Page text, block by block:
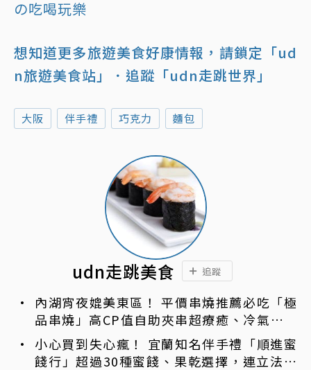
の吃喝玩樂
想知道更多旅遊美食好康情報，請鎖定「ud
n旅遊美食站」
．追蹤「udn走跳世界」
大阪 伴手禮 巧克力 麵包
udn走跳美食 追蹤
內湖宵夜媲美東區！ 平價串燒推薦必吃「極
品串燒」高CP值自助夾串超療癒、冷氣強還
不限時內用
小心買到失心瘋！ 宜蘭知名伴手禮「順進蜜
餞行」超過30種蜜餞、果乾選擇，連立法院